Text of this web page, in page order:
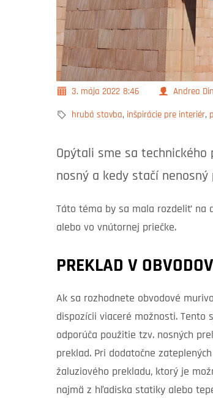
3. mája 2022 8:46 Andrea
hrubá stavba, inšpirácie pre interiér,
Opýtali sme sa
nosný a kedy stačí nenosný
Táto téma by sa mala rozdeliť na
alebo vo vnútornej priečke.
PREKLAD V
Ak sa rozhodnete obvodové
dispozícii viaceré možnosti. Tento
odporúča použitie tzv. nosných
preklad. Pri dodatočne
žaluziového prekladu, ktorý je
najmä z hľadiska statiky alebo